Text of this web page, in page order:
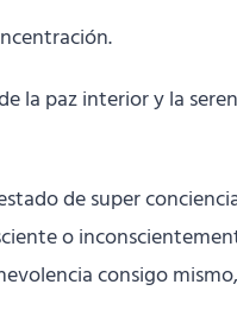
la paz interior y la
de super
o
consigo